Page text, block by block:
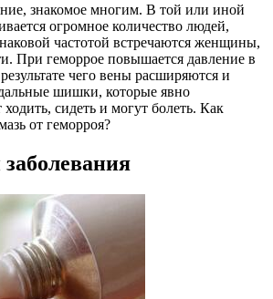
знакомое многим. В той или иной
огромное количество людей,
частотой встречаются женщины,
При геморрое повышается давление в
чего вены расширяются и
шишки, которые явно
сидеть и могут болеть. Как
от геморроя?